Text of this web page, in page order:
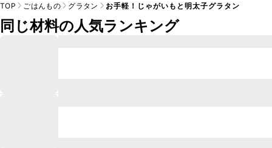
TOP ごはんもの グラタン お手軽！じゃがいもと明太子グラタン
同じ材料の人気ランキング